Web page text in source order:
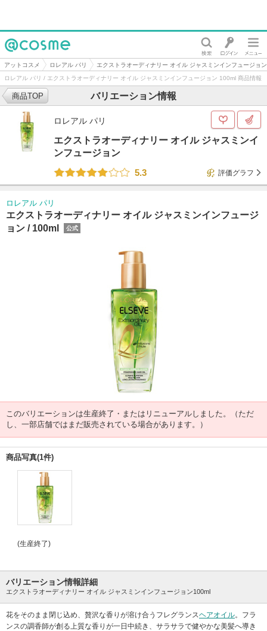
@cosme
アットコスメ ロレアル パリ
エクストラオーディナリー オイル ジャスミンインフュージョン
ロレアル パリ / エクストラオーディナリー オイル ジャスミンインフュージョン 100ml 商品情報
バリエーション情報
商品TOP
ロレアル パリ
エクストラオーディナリー オイル ジャスミンイ
ンフュージョン
5.3
評価グラフ
ロレアル パリ
エクストラオーディナリー オイル ジャスミンインフュージ
ョン / 100ml 公式
このバリエーションは生産終了・またはリニューアルしました。（ただ
し、一部店舗ではまだ販売されている場合があります。）
商品写真(1件)
(生産終了)
バリエーション情報詳細
エクストラオーディナリー オイル ジャスミンインフュージョン100ml
花をそのまま閉じ込め、贅沢な香りが溶け合うフレグランスヘアオイル。フラ
ンスの調香師が創る上質な香りが一日中続き、サラサラで健やかな美髪へ導き